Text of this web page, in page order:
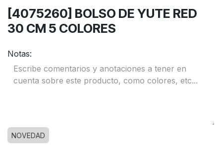
[4075260] BOLSO DE YUTE RED
30 CM 5 COLORES
Notas:
NOVEDAD